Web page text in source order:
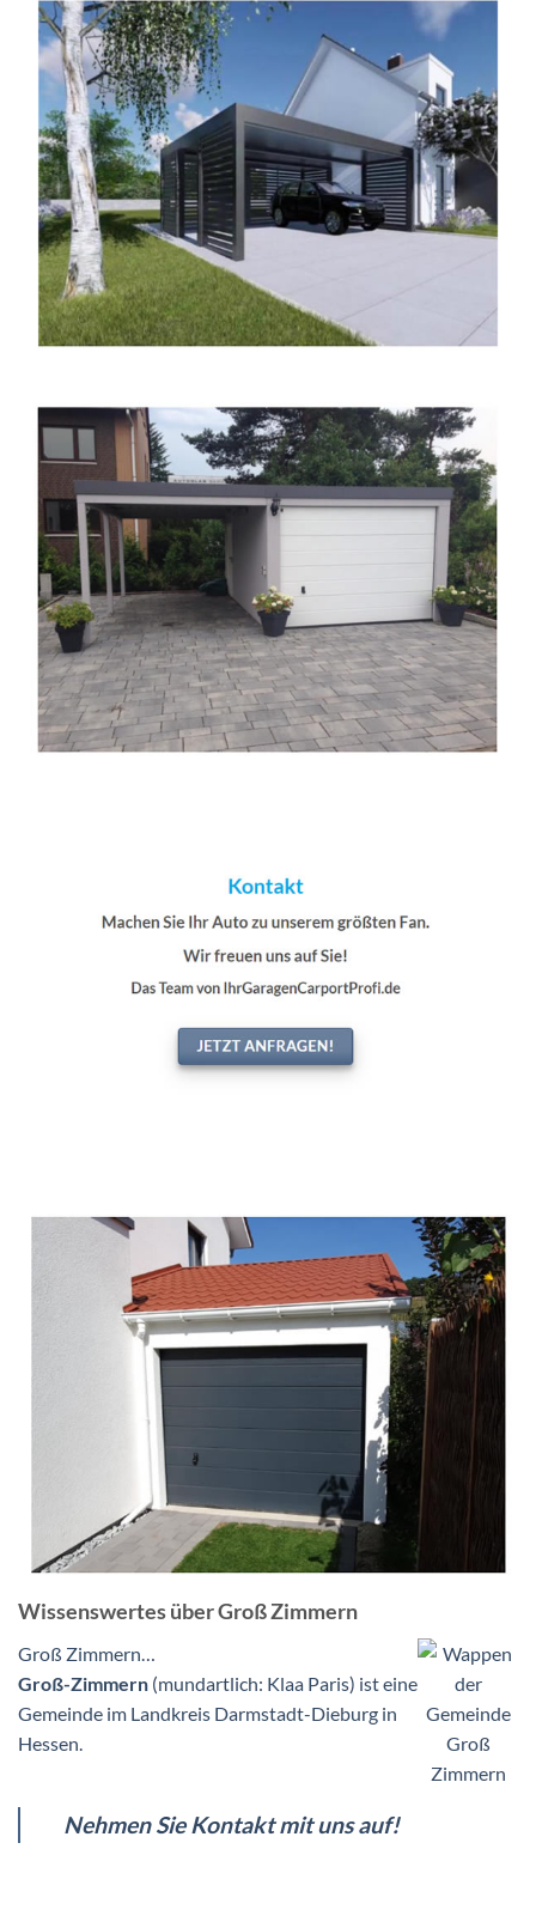
Wissenswertes über Groß Zimmern
Groß Zimmern…
Groß-Zimmern (mundartlich: Klaa Paris) ist eine
Gemeinde im Landkreis Darmstadt-Dieburg in
Hessen.
Nehmen Sie Kontakt mit uns auf!